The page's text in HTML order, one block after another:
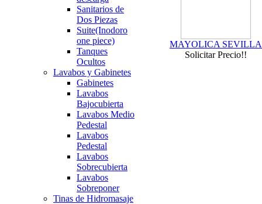
Sanitarios de
Dos Piezas
Suite(Inodoro
one piece)
Tanques
Ocultos
Lavabos y Gabinetes
Gabinetes
Lavabos
Bajocubierta
Lavabos Medio
Pedestal
Lavabos
Pedestal
Lavabos
Sobrecubierta
Lavabos
Sobreponer
Tinas de Hidromasaje
MAYOLICA SEVILLA
Solicitar Precio!!